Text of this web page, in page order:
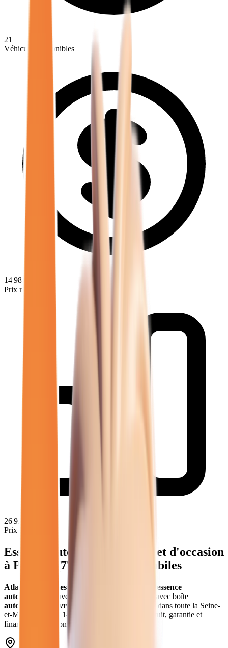
21
Véhicules disponibles
14 980
Prix minimum
26 912
Prix moyen
Essence Automatique
neuves et d'occasion
à Provins (77 ) - Atlas Automobiles
Atlas Automobiles
essence
automatique
neuves et d'occasion
avec boîte
automatique
Livraison gratuite à et dans toute la Seine-
et-Marne
14 980
€. Essai gratuit, garantie et
financement disponible.